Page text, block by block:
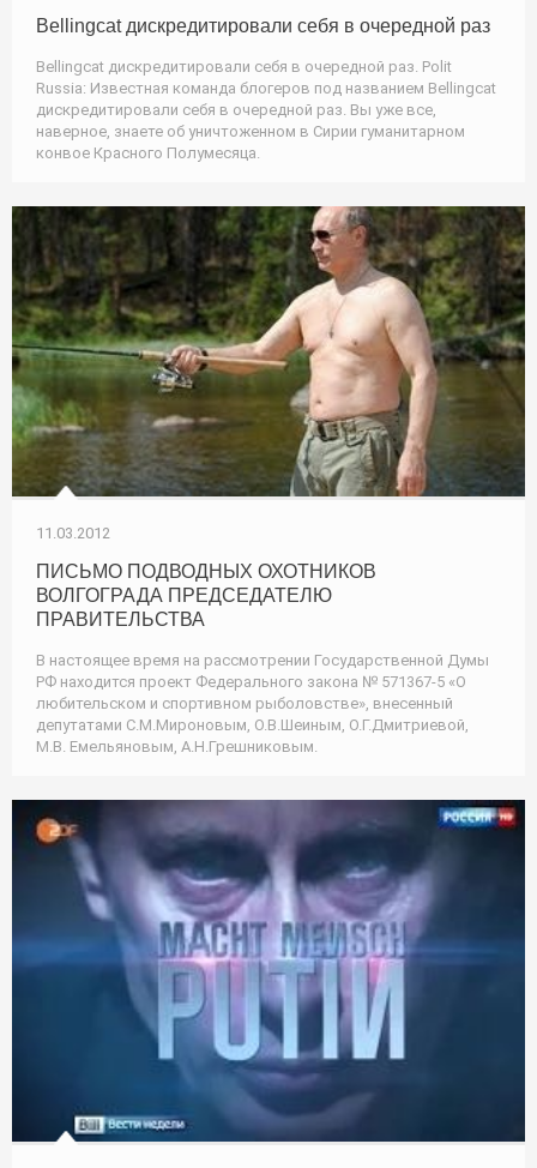
Bellingcat дискредитировали себя в очередной раз
Bellingcat дискредитировали себя в очередной раз. Polit
Russia: Известная команда блогеров под названием Bellingcat
дискредитировали себя в очередной раз. Вы уже все,
наверное, знаете об уничтоженном в Сирии гуманитарном
конвое Красного Полумесяца.
11.03.2012
ПИСЬМО ПОДВОДНЫХ ОХОТНИКОВ
ВОЛГОГРАДА ПРЕДСЕДАТЕЛЮ
ПРАВИТЕЛЬСТВА
В настоящее время на рассмотрении Государственной Думы
РФ находится проект Федерального закона № 571367-5 «О
любительском и спортивном рыболовстве», внесенный
депутатами С.М.Мироновым, О.В.Шеиным, О.Г.Дмитриевой,
М.В. Емельяновым, А.Н.Грешниковым.